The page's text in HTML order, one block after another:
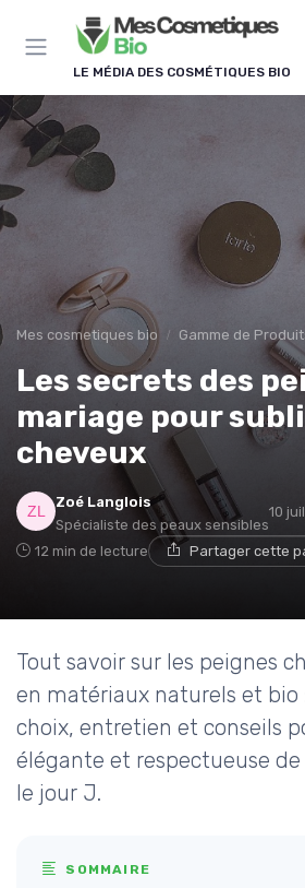
LE MÉDIA DES COSMÉTIQUES BIO
Mes cosmetiques bio Gamme de
Les secrets des
mariage pour
cheveux
Zoé Langlois
Spécialiste des peaux sensibles
10
12 min de lecture Partager cette
Tout savoir sur les peignes
en matériaux naturels et bio
choix, entretien et conseils
élégante et respectueuse
le jour J.
SOMMAIRE
Panneau de gestion des cookies